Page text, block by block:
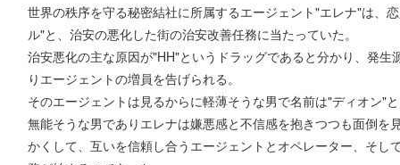
世界の秩序を守る秘密結社に所属するエージェント"エレナ"は、
ル"と、治安の悪化した街の治安改善任務に当たっていた。
治安悪化の主な原因が"HH"というドラッグであると分かり、発
りエージェントの増員を告げられる。
そのエージェントは見るからに軽薄そうな男で名前は"ディオン"
無能そうな男でありエレナは嫌悪感と不信感を抱きつつも面倒を
かくして、互いを信頼し合うエージェントとオペレーター、そし